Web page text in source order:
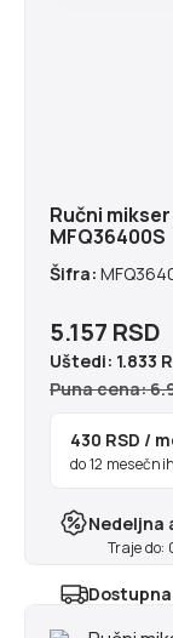
Ručni
MFQ36400S
Šifra:
5.157 RSD
Uštedi: 1.833
Puna cena:
430 RSD /
do 12
Nedeljna
Traje